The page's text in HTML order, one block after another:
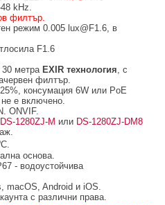
И БУТОНИ
AJAX
kHz.
филтър.
режим 0.005 lux@F1.6, в
F1.6
30 метра EXIR технология, с
филтър.
консумация 6W или PoE
е включено.
ONVIF.
DS-1280ZJ-M или DS-1280ZJ-DM8
C.
основа.
- водоустойчива
macOS, Android и iOS.
с различни права.